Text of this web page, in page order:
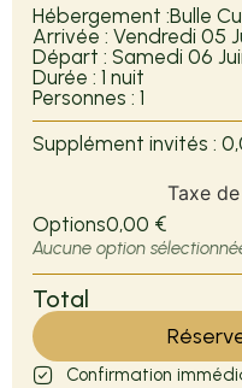
Hébergement :Bulle
Arrivée : Vendredi 05
Départ : Samedi 06
Durée : 1 nuit
Personnes : 1
Supplément invités :
Taxe
Options0,00 €
Aucune option
Total
Confirmation